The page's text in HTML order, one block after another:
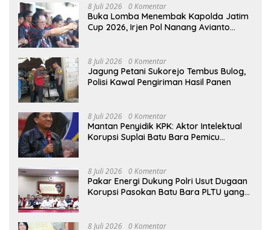
8 Juli 2026 0 Komentar
Buka Lomba Menembak Kapolda Jatim
Cup 2026, Irjen Pol Nanang Avianto
8 Juli 2026 0 Komentar
Jagung Petani Sukorejo Tembus Bulog,
Polisi Kawal Pengiriman Hasil Panen
8 Juli 2026 0 Komentar
Mantan Penyidik KPK: Aktor Intelektual
Korupsi Suplai Batu Bara Pemicu
8 Juli 2026 0 Komentar
Pakar Energi Dukung Polri Usut Dugaan
Korupsi Pasokan Batu Bara PLTU yang
8 Juli 2026 0 Komentar